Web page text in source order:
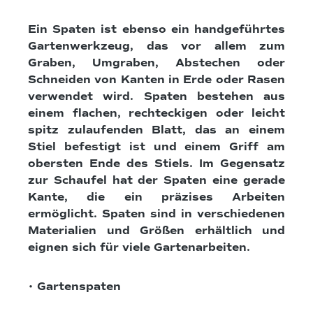
Ein Spaten ist ebenso ein handgeführtes
Gartenwerkzeug, das vor allem zum
Graben, Umgraben, Abstechen oder
Schneiden von Kanten in Erde oder Rasen
verwendet wird. Spaten bestehen aus
einem flachen, rechteckigen oder leicht
spitz zulaufenden Blatt, das an einem
Stiel befestigt ist und einem Griff am
obersten Ende des Stiels. Im Gegensatz
zur Schaufel hat der Spaten eine gerade
Kante, die ein präzises Arbeiten
ermöglicht. Spaten sind in verschiedenen
Materialien und Größen erhältlich und
eignen sich für viele Gartenarbeiten.
• Gartenspaten